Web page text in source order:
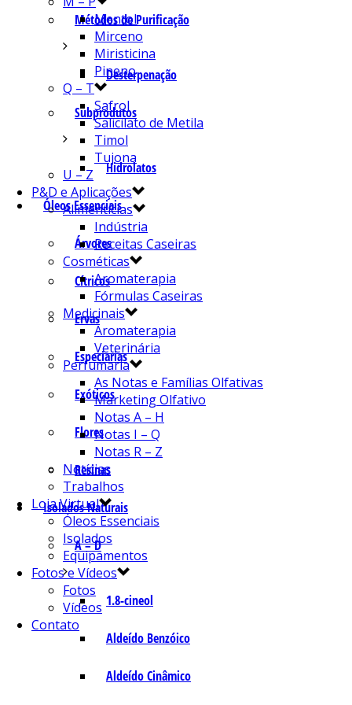
Métodos de Purificação
Desterpenação
Subprodutos
Hidrolatos
Óleos Essenciais
Árvores
Cítricos
Ervas
Especiarias
Exóticos
Flores
Resinas
Isolados Naturais
A – D
1.8-cineol
Aldeído Benzóico
Aldeído Cinâmico
Mentol
Mirceno
Miristicina
Pineno
Q – T
Safrol
Salicilato de Metila
Timol
Tujona
U – Z
P&D e Aplicações
Alimentícias
Indústria
Receitas Caseiras
Cosméticas
Aromaterapia
Fórmulas Caseiras
Medicinais
Aromaterapia
Veterinária
Perfumaria
As Notas e Famílias Olfativas
Marketing Olfativo
Notas A – H
Notas I – Q
Notas R – Z
Notícias
Trabalhos
Loja Virtual
Óleos Essenciais
Isolados
Equipamentos
Fotos e Vídeos
Fotos
Vídeos
Contato